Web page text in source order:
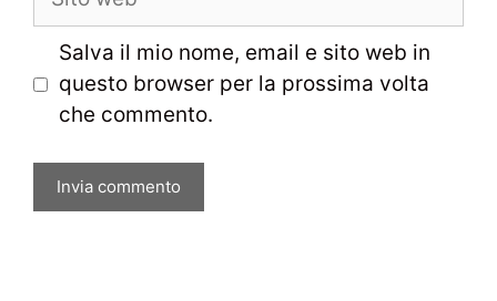
Salva il mio nome, email e sito web in
questo browser per la prossima volta
che commento.